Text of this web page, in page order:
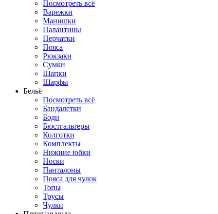
Посмотреть всё
Варежки
Манишки
Палантины
Перчатки
Пояса
Рюкзаки
Сумки
Шапки
Шарфы
Бельё
Посмотреть всё
Бандалетки
Боди
Бюстгальтеры
Колготки
Комплекты
Нижние юбки
Носки
Панталоны
Поясa для чулок
Топы
Трусы
Чулки